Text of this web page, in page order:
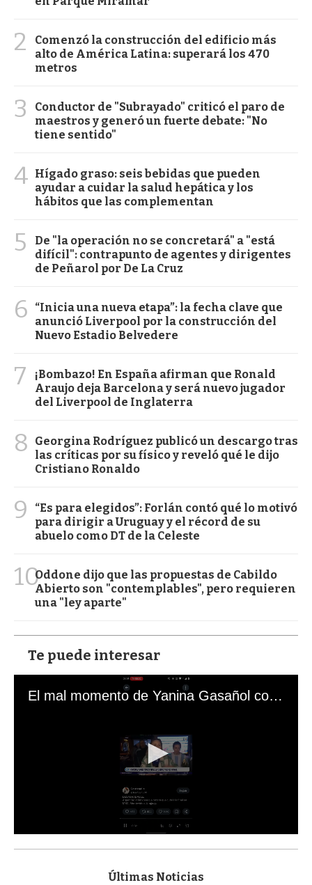
2
Comenzó la construcción del edificio más
alto de América Latina: superará los 470
metros
3
Conductor de "Subrayado" criticó el paro de
maestros y generó un fuerte debate: "No
tiene sentido"
4 Hígado graso: seis bebidas que pueden
ayudar a cuidar la salud hepática y los
hábitos que las complementan
5
De "la operación no se concretará" a "está
difícil": contrapunto de agentes y dirigentes
de Peñarol por De La Cruz
6
“Inicia una nueva etapa”: la fecha clave que
anunció Liverpool por la construcción del
Nuevo Estadio Belvedere
7
¡Bombazo! En España afirman que Ronald
Araujo deja Barcelona y será nuevo jugador
del Liverpool de Inglaterra
8
Georgina Rodríguez publicó un descargo tras
las críticas por su físico y reveló qué le dijo
Cristiano Ronaldo
9
“Es para elegidos”: Forlán contó qué lo motivó
para dirigir a Uruguay y el récord de su
abuelo como DT de la Celeste
10Oddone dijo que las propuestas de Cabildo
Abierto son "contemplables", pero requieren
una "ley aparte"
Te puede interesar
El mal momento de Yanina Gasañol con un hincha argentino en "Subrayado"
s
Últimas Noticias